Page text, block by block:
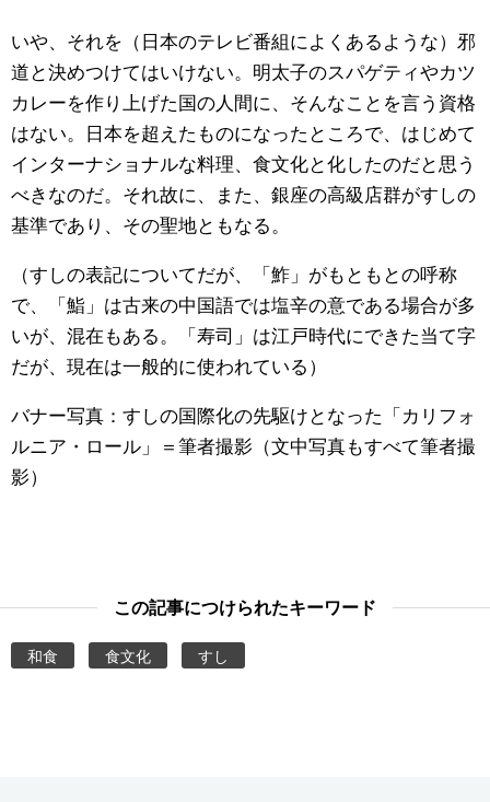
いや、それを（日本のテレビ番組によくあるような）邪
道と決めつけてはいけない。明太子のスパゲティやカツ
カレーを作り上げた国の人間に、そんなことを言う資格
はない。日本を超えたものになったところで、はじめて
インターナショナルな料理、食文化と化したのだと思う
べきなのだ。それ故に、また、銀座の高級店群がすしの
基準であり、その聖地ともなる。
（すしの表記についてだが、「鮓」がもともとの呼称
で、「鮨」は古来の中国語では塩辛の意である場合が多
いが、混在もある。「寿司」は江戸時代にできた当て字
だが、現在は一般的に使われている）
バナー写真：すしの国際化の先駆けとなった「カリフォ
ルニア・ロール」＝筆者撮影（文中写真もすべて筆者撮
影）
この記事につけられたキーワード
和食 食文化 すし